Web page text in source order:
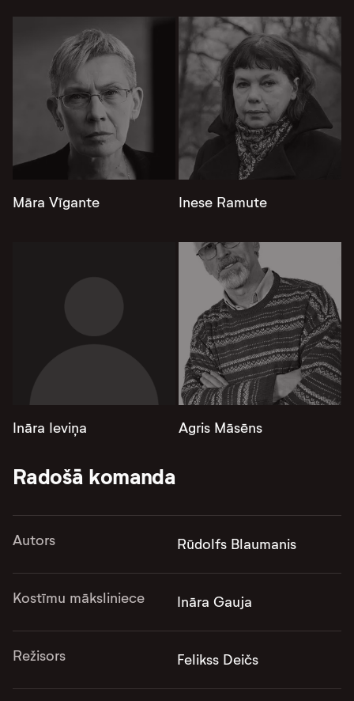
Māra Vīgante Inese Ramute
Ināra Ieviņa Agris Māsēns
Radošā komanda
Autors Rūdolfs Blaumanis
Kostīmu māksliniece Ināra Gauja
Režisors Felikss Deičs